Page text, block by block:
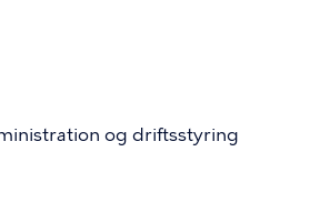
og driftsstyring